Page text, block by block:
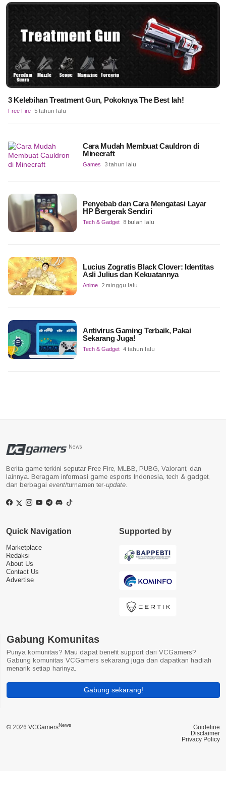
3 Kelebihan Treatment Gun, Pokoknya The Best lah!
Free Fire 5 tahun lalu
Cara Mudah Membuat Cauldron di
Minecraft
Games 3 tahun lalu
Penyebab dan Cara Mengatasi Layar
HP Bergerak Sendiri
Tech & Gadget 8 bulan lalu
Lucius Zogratis Black Clover: Identitas
Asli Julius dan Kekuatannya
Anime 2 minggu lalu
Antivirus Gaming Terbaik, Pakai
Sekarang Juga!
Tech & Gadget 4 tahun lalu
News
Berita game terkini seputar Free Fire, MLBB, PUBG, Valorant, dan
lainnya. Beragam informasi game esports Indonesia, tech & gadget,
dan berbagai event/turnamen ter-update.
Quick Navigation
Marketplace
Redaksi
About Us
Contact Us
Advertise
Supported by
Gabung Komunitas
Punya komunitas? Mau dapat benefit support dari VCGamers?
Gabung komunitas VCGamers sekarang juga dan dapatkan hadiah
menarik setiap harinya.
Gabung sekarang!
© 2026 VCGamersNews
Guideline
Disclaimer
Privacy Policy